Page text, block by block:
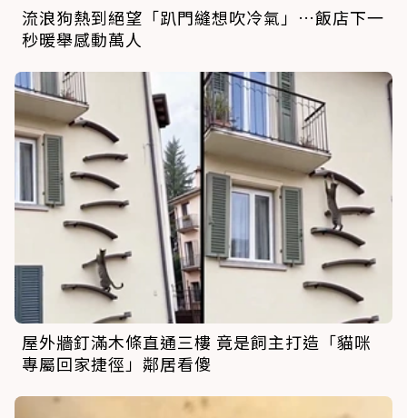
流浪狗熱到絕望「趴門縫想吹冷氣」…飯店下一
秒暖舉感動萬人
屋外牆釘滿木條直通三樓 竟是飼主打造「貓咪
專屬回家捷徑」鄰居看傻